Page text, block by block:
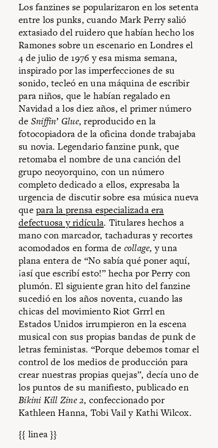
Los fanzines se popularizaron en los setenta
entre los punks, cuando Mark Perry salió
extasiado del ruidero que habían hecho los
Ramones sobre un escenario en Londres el
4 de julio de 1976 y esa misma semana,
inspirado por las imperfecciones de su
sonido, tecleó en una máquina de escribir
para niños, que le habían regalado en
Navidad a los diez años, el primer número
de Sniffin’ Glue, reproducido en la
fotocopiadora de la oficina donde trabajaba
su novia. Legendario fanzine punk, que
retomaba el nombre de una canción del
grupo neoyorquino, con un número
completo dedicado a ellos, expresaba la
urgencia de discutir sobre esa música nueva
quepara la prensa especializada era
defectuosa y ridícula. Titulares hechos a
mano con marcador, tachaduras y recortes
acomodados en forma de collage, y una
plana entera de “No sabía qué poner aquí,
¡así que escribí esto!” hecha por Perry con
plumón. El siguiente gran hito del fanzine
sucedió en los años noventa, cuando las
chicas del movimiento Riot Grrrl en
Estados Unidos irrumpieron en la escena
musical con sus propias bandas de punk de
letras feministas. “Porque debemos tomar el
control de los medios de producción para
crear nuestras propias quejas”, decía uno de
los puntos de su manifiesto, publicado en
Bikini Kill Zine 2, confeccionado por
Kathleen Hanna, Tobi Vail y Kathi Wilcox.
{{ linea }}